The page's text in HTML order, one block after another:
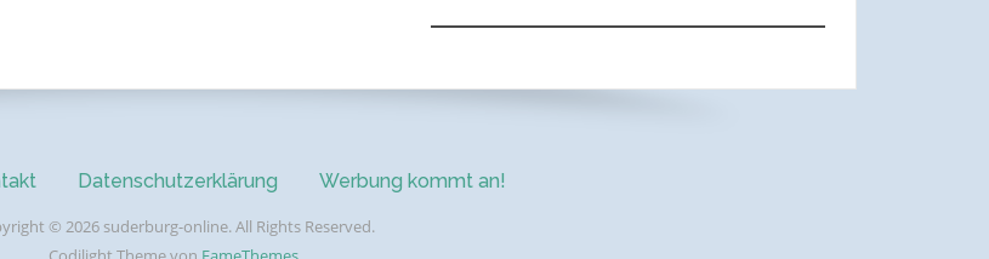
Datenschutzerklärung Werbung kommt an!
© 2026 suderburg-online. All Rights Reserved.